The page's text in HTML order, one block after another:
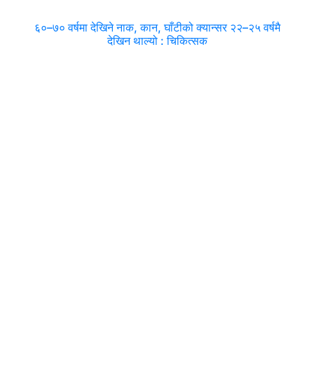
६०–७० वर्षमा देखिने नाक, कान, घाँटीको क्यान्सर २२–२५ वर्षमै
देखिन थाल्यो : चिकित्सक